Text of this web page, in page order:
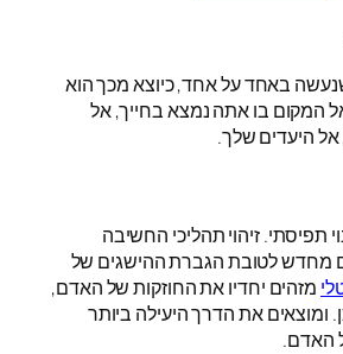
באחד על אחד, כיוצא מכך הוא
אל המקום בו אתה נמצא בחייך, אל
היעדים שלך.
תפיסתי. זיהוי תהליכי החשיבה
מחדש לטובת הגברת ההישגים של
מזהים יחדיו את החוזקות של האדם,
ומוצאים את הדרך היעילה ביותר
האדם.